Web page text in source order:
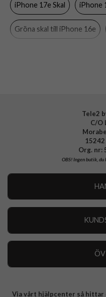
Färg
iPhone 17e Skal iPhone
Gröna skal till iPhone 16e
Tele2
C/O
Org. nr:
OBS!Ingen butik, du
Integritetspolicy
Via vårt hjälpcenter så hittar